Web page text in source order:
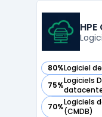
une visibilité
80%Logiciel
— voir HPE
75%Logiciels
— voir HPE
70%Logiciels
(CMDB)
— voir HPE